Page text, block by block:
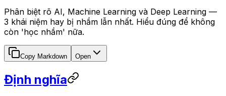
Phân biệt rõ AI, Machine Learning và Deep Learning —
3 khái niệm hay bị nhầm lẫn nhất. Hiểu đúng để không
còn 'học nhầm' nữa.
Copy Markdown Open
Định nghĩa